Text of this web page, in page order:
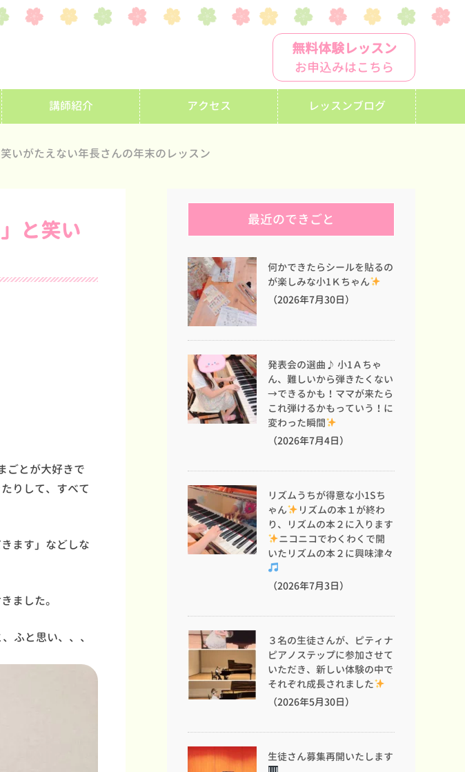
無料体験レッスン
お申込みはこちら
講師紹介 アクセス レッスンブログ
笑いがたえない年長さんの年末のレッスン
」と笑い
ごとが大好きで
りして、すべて
ます」などしな
ました。
ふと思い、、、
最近のできごと
何かできたらシールを貼るの
が楽しみな小1Ｋちゃん
（2026年7月30日）
発表会の選曲♪ 小1Ａちゃ
ん、難しいから弾きたくない
→できるかも！ママが来たら
これ弾けるかもっていう！に
変わった瞬間
（2026年7月4日）
リズムうちが得意な小1Sち
ゃん
リズムの本１が終わ
り、リズムの本２に入ります
ニコニコでわくわくで開
いたリズムの本２に興味津々
（2026年7月3日）
３名の生徒さんが、ピティナ
ピアノステップに参加させて
いただき、新しい体験の中で
それぞれ成長されました
（2026年5月30日）
生徒さん募集再開いたします